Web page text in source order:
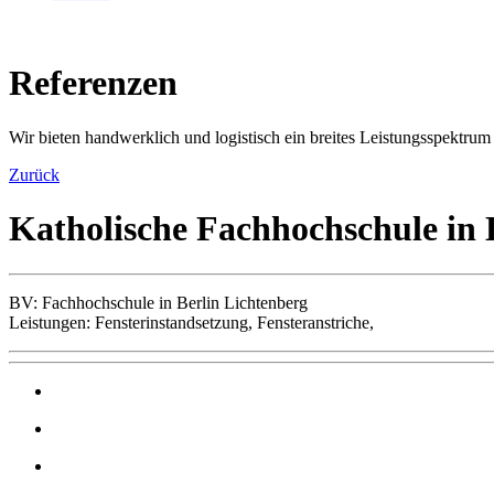
Referenzen
Wir bieten handwerklich und logistisch ein breites Leistungsspektrum
Zurück
Katholische Fachhochschule in
BV: Fachhochschule in Berlin Lichtenberg
Leistungen: Fensterinstandsetzung, Fensteranstriche,